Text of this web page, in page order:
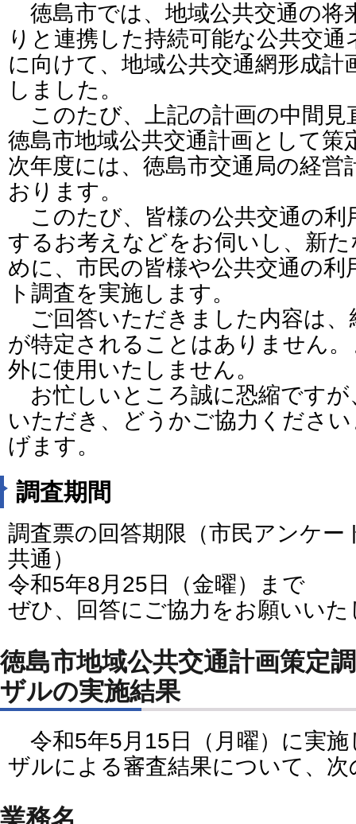
徳島市では、地域公共交通の将
りと連携した持続可能な公共交
に向けて、地域公共交通網形成計
しました。
このたび、上記の計画の中間見
徳島市地域公共交通計画として策
次年度には、徳島市交通局の経営
おります。
このたび、皆様の公共交通の利
するお考えなどをお伺いし、新
めに、市民の皆様や公共交通の
ト調査を実施します。
ご回答いただきました内容は、
が特定されることはありません
外に使用いたしません。
お忙しいところ誠に恐縮ですが
いただき、どうかご協力くださ
げます。
調査期間
調査票の回答期限（市民アンケー
共通）
令和5年8月25日（金曜）まで
ぜひ、回答にご協力をお願いいた
徳島市地域公共交通計画策定
ザルの実施結果
令和5年5月15日（月曜）に実
ザルによる審査結果について、